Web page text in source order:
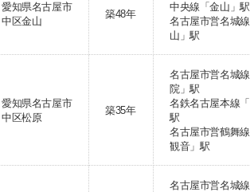
愛知県名古屋市
中区金山
築48年
中央線「金山」駅
名古屋市営名城
山」駅
愛知県名古屋市
中区松原
築35年
名古屋市営名城
院」駅
名鉄名古屋本線「
駅
名古屋市営鶴舞
観音」駅
名古屋市営名城